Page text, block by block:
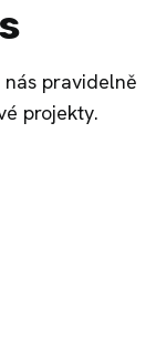
pravidelně
projekty.